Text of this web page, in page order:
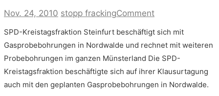
Nov. 24, 2010 stopp frackingCommenton
Kreis
Steinfurt
“Wir
sehen
die
Gasbohrungen
mit
SPD-Kreistagsfraktion Steinfurt beschäftigt sich mit
Gasprobebohrungen in Nordwalde und rechnet mit weiteren
Probebohrungen im ganzen Münsterland Die SPD-
Kreistagsfraktion beschäftigte sich auf ihrer Klausurtagung
auch mit den geplanten Gasprobebohrungen in Nordwalde.